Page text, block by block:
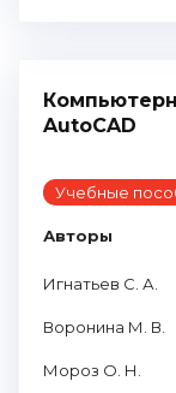
AutoCAD
Учебные
Авторы
Игнатьев С. А.
Воронина М. В.
Мороз О. Н.